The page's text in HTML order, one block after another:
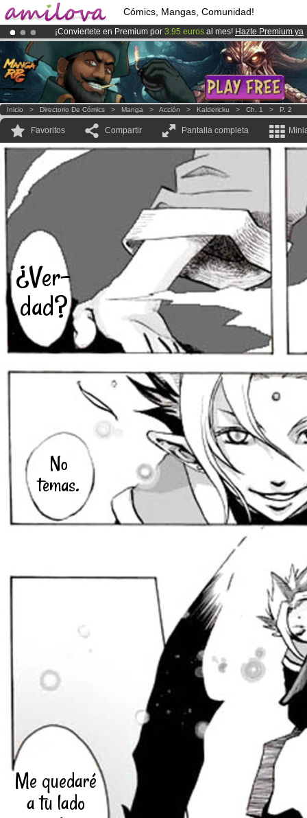
Cómics, Mangas, Comunidad!
¡Conviertete en Premium por 3.95 euros al mes! Hazte Premium ya
¡Ya tenemos 100000miembrosy 1000Cómics y Mangas!.
El Kickstarter Amilova está desormado lanzado!.
Inicio > Directorio De Cómics > Manga > Acción > Kaldericku > Ch. 1 > P. 2
Favoritos Compartir Pantalla completa
¿Ver-
dad?
No
temas.
Me quedaré
a tu lado